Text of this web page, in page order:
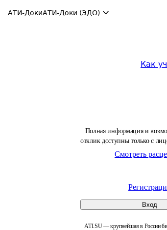
АТИ-ДокиАТИ-Доки (ЭДО)
Как
Полная информация и
отклик доступны только с
Смотреть
Вход
ATI.SU — крупнейшая в России